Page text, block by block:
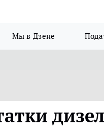
Мы в Дзене